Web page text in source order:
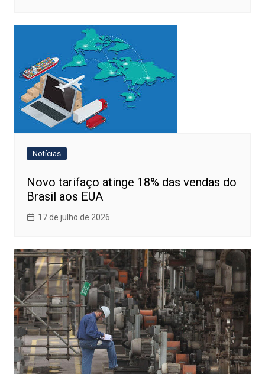
Notícias
Novo tarifaço atinge 18% das vendas do
Brasil aos EUA
17 de julho de 2026